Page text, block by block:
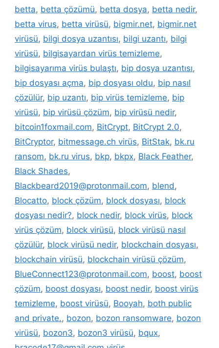
betta, betta çözümü, betta dosya, betta nedir,
betta virus, betta virüsü, bigmir.net, bigmir.net
virüsü, bilgi dosya uzantısı, bilgi uzantı, bilgi
virüsü, bilgisayardan virüs temizleme,
bilgisayarıma virüs bulaştı, bip dosya uzantısı,
bip dosyası açma, bip dosyası oldu, bip nasıl
çözülür, bip uzantı, bip virüs temizleme, bip
virüsü, bip virüsü çözüm, bip virüsü nedir,
bitcoin1foxmail.com, BitCrypt, BitCrypt 2.0,
BitCryptor, bitmessage.ch virüs, BitStak, bk.ru
ransom, bk.ru virus, bkp, bkpx, Black Feather,
Black Shades,
Blackbeard2019@protonmail.com, blend,
Blocatto, block çözüm, block dosyası, block
dosyası nedir?, block nedir, block virüs, block
virüs çözüm, block virüsü, block virüsü nasıl
çözülür, block virüsü nedir, blockchain dosyası,
blockchain virüsü, blockchain virüsü çözüm,
BlueConnect123@protonmail.com, boost, boost
çözüm, boost dosyası, boost nedir, boost virüs
temizleme, boost virüsü, Booyah, both public
and private., bozon, bozon ransomware, bozon
virüsü, bozon3, bozon3 virüsü, bqux,